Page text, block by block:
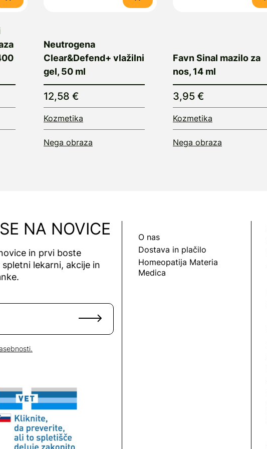
Neutrogena
Clear&Defend+ vlažilni
gel, 50 ml
12,58 €
Kozmetika
Nega obraza
Favn Sinal mazilo za
nos, 14 ml
3,95 €
Kozmetika
Nega obraza
NA NOVICE
in prvi boste
lekarni, akcije in
O nas
Dostava in plačilo
Homeopatija Materia
Medica